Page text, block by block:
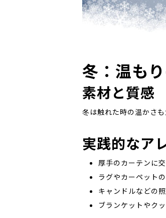
冬：温も
素材と質感
冬は触れた時の温かさ
実践的なア
厚手のカーテンに
ラグやカーペット
キャンドルなどの
ブランケットやク